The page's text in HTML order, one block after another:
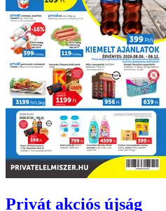
Privát akciós újság